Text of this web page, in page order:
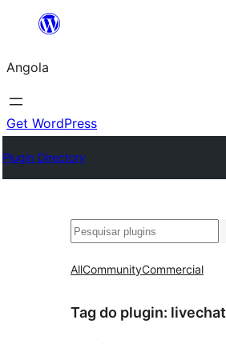
Saltar
o
conteúdo
Angola
Get WordPress
Plugin Directory
Pesquisar
AllCommunityCommercial
Tag do plugin: livechat